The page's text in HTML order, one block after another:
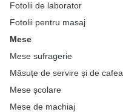
Fotolii de laborator
Fotolii pentru masaj
Mese
Mese sufragerie
Măsuțe de servire și de cafea
Mese școlare
Mese de machiaj